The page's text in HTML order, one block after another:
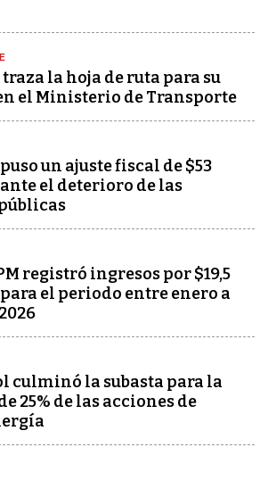
la hoja de ruta para su
el Ministerio de Transporte
un ajuste fiscal de $53
el deterioro de las
registró ingresos por $19,5
el periodo entre enero a
culminó la subasta para la
25% de las acciones de